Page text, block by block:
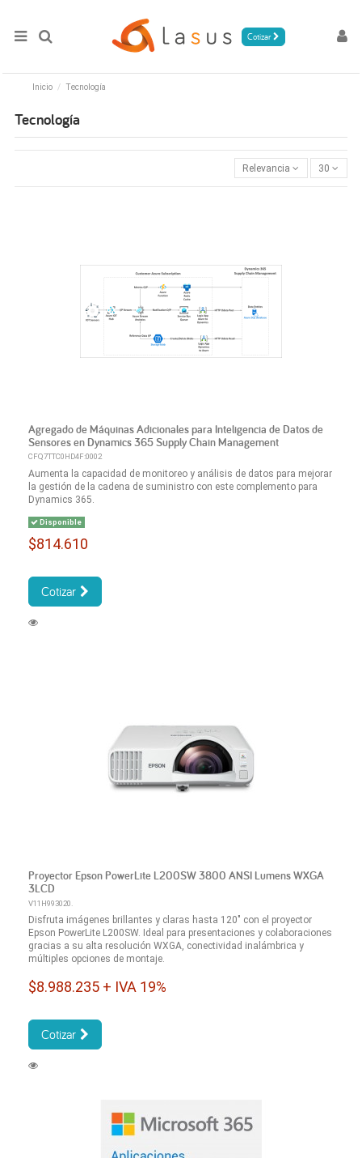
Cotizar
Inicio Tecnología
Tecnología
Relevancia 30
Agregado de Máquinas Adicionales para Inteligencia de Datos de
Sensores en Dynamics 365 Supply Chain Management
CFQ7TTC0HD4F:0002
Aumenta la capacidad de monitoreo y análisis de datos para mejorar
la gestión de la cadena de suministro con este complemento para
Dynamics 365.
Disponible
$814.610
Cotizar
Proyector Epson PowerLite L200SW 3800 ANSI Lumens WXGA
3LCD
V11H993020.
Disfruta imágenes brillantes y claras hasta 120" con el proyector
Epson PowerLite L200SW. Ideal para presentaciones y colaboraciones
gracias a su alta resolución WXGA, conectividad inalámbrica y
múltiples opciones de montaje.
$8.988.235 + IVA 19%
Cotizar